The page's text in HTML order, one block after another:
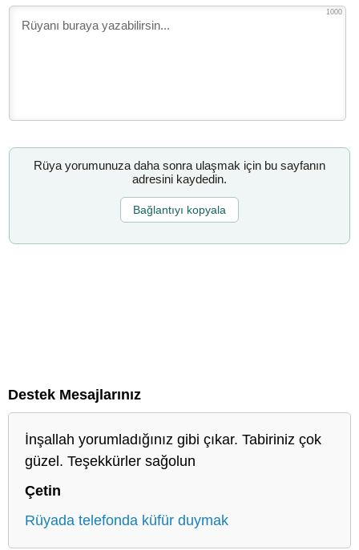
1000
Rüya yorumunuza daha sonra ulaşmak için bu sayfanın
adresini kaydedin.
Bağlantıyı kopyala
Destek Mesajlarınız
İnşallah yorumladığınız gibi çıkar. Tabiriniz çok
güzel. Teşekkürler sağolun
Çetin
Rüyada telefonda küfür duymak